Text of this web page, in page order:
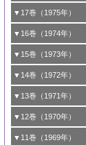
6号 表面測定法の最
6号 資源・エネルギ
か
3号 均一系と不均一
5号 均一系と不均一
6号 均一系と不均一
関連
3号 新しい担体を求
展開
4号 第43回触媒討論
5号 <<通常号>>
2号 <<通常号>>
3号 <<通常号>>
4号 第41回触媒討論会
6号 触媒反応の分子
1号 第38回触媒討論会
2号 <<通常号>>
3号 触媒寿命とその予
4号 第39回触媒討論会
6号 <<通常号>>
▼17巻（1975年）
1号 第36回触媒討論会
2号 固体表面の新し
3号 固体表面の新し
4号 第37回触媒討論会
の反応性
▼16巻（1974年）
1号 第34回触媒討論会
2号 <<通常号>>
3号 <<通常号>>
4号 第35回触媒討論会
▼15巻（1973年）
1号 第32回触媒討論会
2号 <<通常号>>
3号 触媒反応工学
4号 第33回触媒討論会
▼14巻（1972年）
1号 第30回触媒討論会
2号 新しい触媒とプロ
3号 酵素触媒反応
▼13巻（1971年）
1号 第28回触媒討論会
2号 触媒研究法各論
▼12巻（1970年）
1号 第26回触媒討論会
▼11巻（1969年）